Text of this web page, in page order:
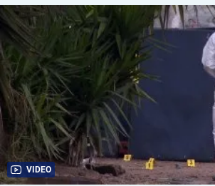
VIDEO